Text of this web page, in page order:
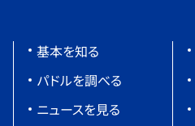
基本を知る
パドルを調べる
ニュースを見る